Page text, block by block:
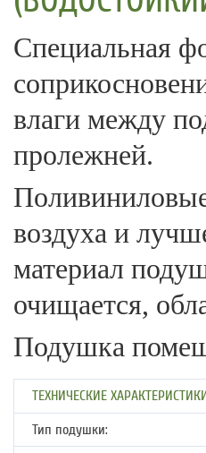
Специальная
влаги между
пролежней.
воздуха и
материал
очищается,
Подушка
ТЕХНИЧЕСКИЕ
Тип подушки: